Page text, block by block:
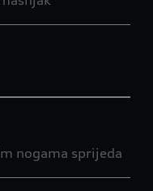
nogama sprijeda